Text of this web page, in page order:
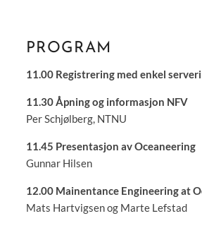
PROGRAM
11.00 Registrering med enkel
11.30 Åpning og informasjon NFV
Per Schjølberg, NTNU
11.45 Presentasjon av Oceaneering
Gunnar Hilsen
12.00 Mainentance Engineering at
Mats Hartvigsen og Marte Lefstad